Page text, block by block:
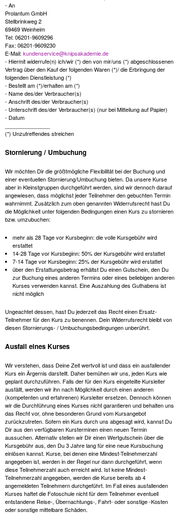
- An
Prolantum GmbH
Stellbrinkweg 2
69469 Weinheim
Tel: 06201-9609296
Fax: 06201-9609230
E-Mail:kundenservice@knipsakademie.de
- Hiermit widerrufe(n) ich/wir (*) den von mir/uns (*) abgeschlossenen
Vertrag über den Kauf der folgenden Waren (*)/ die Erbringung der
folgenden Dienstleistung (*)
- Bestellt am (*)/erhalten am (*)
- Name des/der Verbraucher(s)
- Anschrift des/der Verbraucher(s)
- Unterschrift des/der Verbraucher(s) (nur bei Mitteilung auf Papier)
- Datum
(*) Unzutreffendes streichen
Stornierung / Umbuchung
Wir möchten Dir die größtmögliche Flexibilität bei der Buchung und
einer eventuellen Stornierung/Umbuchung bieten. Da unsere Kurse
aber in Kleinstgruppen durchgeführt werden, sind wir dennoch darauf
angewiesen, dass möglichst jeder Teilnehmer den gebuchten Termin
wahrnimmt. Zusätzlich zum oben genannten Widerrufsrecht hast Du
die Möglichkeit unter folgenden Bedingungen einen Kurs zu stornieren
bzw. umzubuchen:
mehr als 28 Tage vor Kursbeginn: die volle Kursgebühr wird
erstattet
14-28 Tage vor Kursbeginn: 50% der Kursgebühr wird erstattet
7-14 Tage vor Kursbeginn: 25% der Kursgebühr wird erstattet
über den Erstattungsbetrag erhältst Du einen Gutschein, den Du
zur Buchung eines anderen Termins oder eines beliebigen anderen
Kurses verwenden kannst. Eine Auszahlung des Guthabens ist
nicht möglich
Ungeachtet dessen, hast Du jederzeit das Recht einen Ersatz-
Teilnehmer für den Kurs zu benennen. Dein Widerrufsrecht bleibt von
diesen Stornierungs- / Umbuchungsbedingungen unberührt.
Ausfall eines Kurses
Wir verstehen, dass Deine Zeit wertvoll ist und dass ein ausfallender
Kurs ein Ärgernis darstellt. Daher bemühen wir uns, jeden Kurs wie
geplant durchzuführen. Falls der für den Kurs eingeteilte Kursleiter
ausfällt, werden wir ihn nach Möglichkeit durch einen anderen
(kompetenten und erfahrenen) Kursleiter ersetzen. Dennoch können
wir die Durchführung eines Kurses nicht garantieren und behalten uns
das Recht vor, ohne besonderen Grund vom Kursangebot
zurückzutreten. Sofern ein Kurs durch uns abgesagt wird, kannst Du
Dir aus den verfügbaren Kursterminen einen neuen Termin
aussuchen. Alternativ stellen wir Dir einen Wertgutschein über die
Kursgebühr aus, den Du 3 Jahre lang für eine neue Kursbuchung
einlösen kannst. Kurse, bei denen eine Mindest-Teilnehmerzahl
angegeben ist, werden in der Regel nur dann durchgeführt, wenn
diese Teilnehmerzahl auch erreicht wird. Ist keine Mindest-
Teilnehmerzahl angegeben, werden die Kurse bereits ab 4
angemeldeten Teilnehmern durchgeführt. Im Fall eines ausfallenden
Kurses haftet die Fotoschule nicht für dem Teilnehmer eventuell
entstandene Reise-, Übernachtungs-, Fahrt- oder sonstige -Kosten
oder sonstige mittelbare Schäden.